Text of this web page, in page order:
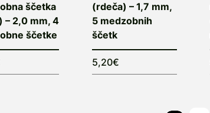
ščetka
– 2,0 mm, 4
ščetke
(rdeča) – 1,7 mm,
5 medzobnih
ščetk
5,20€